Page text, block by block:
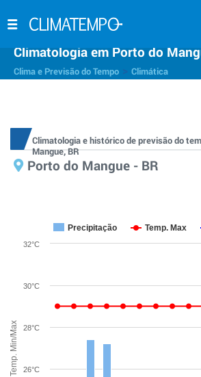
Climatologia em Porto do
Clima e Previsão do Tempo Climática
Climatologia e histórico de previsão do
Mangue, BR
Porto do Mangue - BR
Temp. Min/Max
Precipitação Temp. Max
26°C
28°C
30°C
32°C